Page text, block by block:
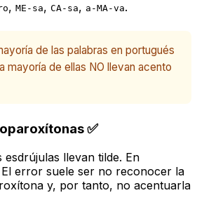
, ME-sa, CA-sa, a-MA-va.
de las palabras en portugués
mayoría de ellas NO llevan acento
✅
esdrújulas llevan tilde. En
El error suele ser no reconocer la
y, por tanto, no acentuarla